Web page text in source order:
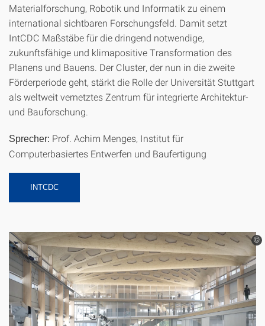
Materialforschung, Robotik und Informatik zu einem
international sichtbaren Forschungsfeld. Damit setzt
IntCDC Maßstäbe für die dringend notwendige,
zukunftsfähige und klimapositive Transformation des
Planens und Bauens. Der Cluster, der nun in die zweite
Förderperiode geht, stärkt die Rolle der Universität Stuttgart
als weltweit vernetztes Zentrum für integrierte Architektur-
und Bauforschung.
Sprecher: Prof. Achim Menges, Institut für
Computerbasiertes Entwerfen und Baufertigung
INTCDC
©